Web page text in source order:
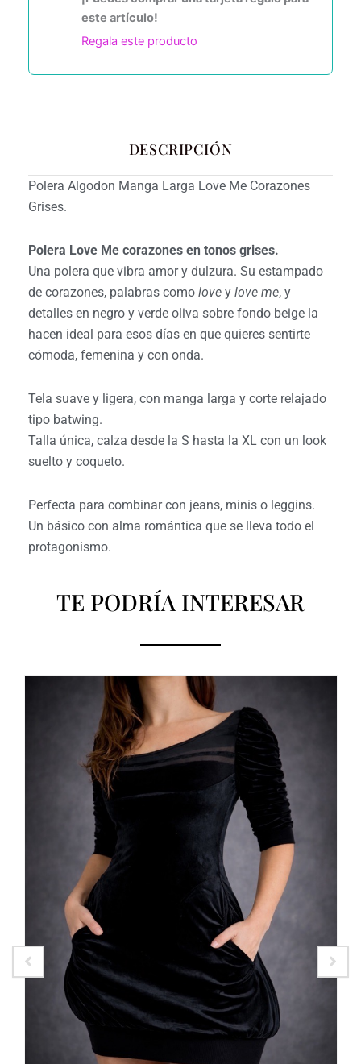
este artículo!
Regala este producto
DESCRIPCIÓN
Polera Algodon Manga Larga Love Me Corazones
Grises.
Polera Love Me corazones en tonos grises.
Una polera que vibra amor y dulzura. Su estampado
de corazones, palabras como lovey love me, y
detalles en negro y verde oliva sobre fondo beige la
hacen ideal para esos días en que quieres sentirte
cómoda, femenina y con onda.
Tela suave y ligera, con manga larga y corte relajado
tipo batwing.
Talla única, calza desde la S hasta la XL con un look
suelto y coqueto.
Perfecta para combinar con jeans, minis o leggins.
Un básico con alma romántica que se lleva todo el
protagonismo.
TE PODRÍA INTERESAR